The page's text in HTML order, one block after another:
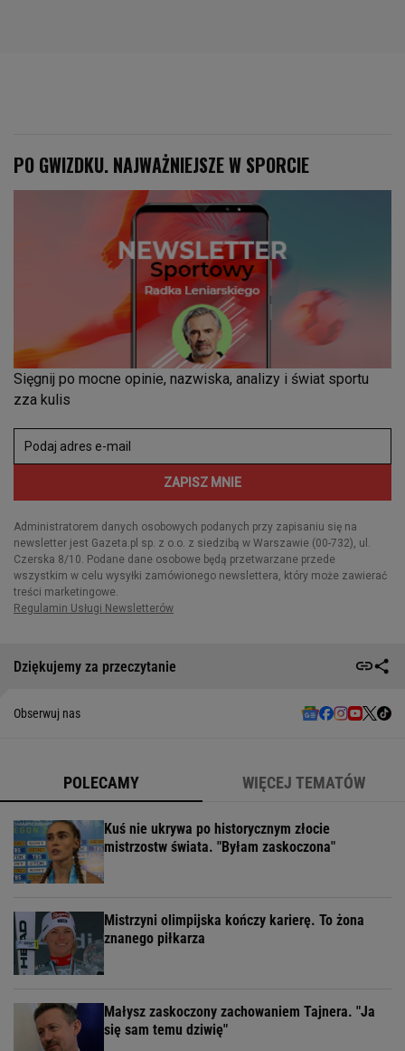
Dziękujemy za przeczytanie
Obserwuj nas
POLECAMY WIĘCEJ TEMATÓW
Kuś nie ukrywa po historycznym złocie
mistrzostw świata. "Byłam zaskoczona"
Mistrzyni olimpijska kończy karierę. To żona
znanego piłkarza
Małysz zaskoczony zachowaniem Tajnera. "Ja
się sam temu dziwię"